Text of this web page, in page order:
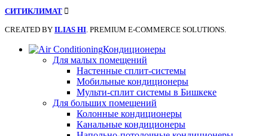
СИТИКЛИМАТ
CREATED BY ILIAS HI. PREMIUM E-COMMERCE SOLUTIONS.
Кондиционеры
Для малых помещений
Настенные сплит-системы
Мобильные кондиционеры
Мульти-сплит системы в Бишкеке
Для больших помещений
Колонные кондиционеры
Канальные кондиционеры